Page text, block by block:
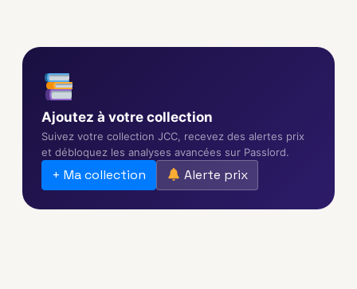
Ajoutez à votre collection
Suivez votre collection JCC, recevez des alertes prix
et débloquez les analyses avancées sur Passlord.
+ Ma collection Alerte prix